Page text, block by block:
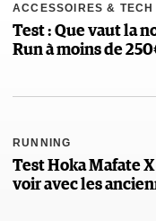
ACCESSOIRES & TECH
Test : Que vaut la
Run à moins de
RUNNING
Test Hoka Mafate
voir avec les